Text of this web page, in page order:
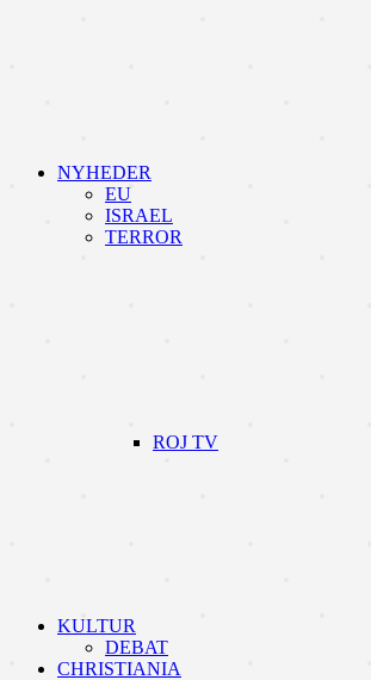
NYHEDER
EU
ISRAEL
TERROR
ROJ TV
KULTUR
DEBAT
CHRISTIANIA